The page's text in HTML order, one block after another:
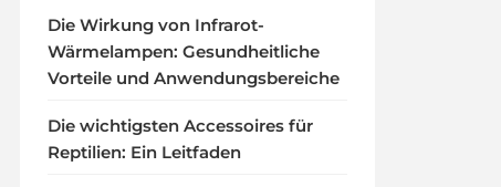
Die Wirkung von Infrarot-
Wärmelampen: Gesundheitliche
Vorteile und Anwendungsbereiche
Die wichtigsten Accessoires für
Reptilien: Ein Leitfaden